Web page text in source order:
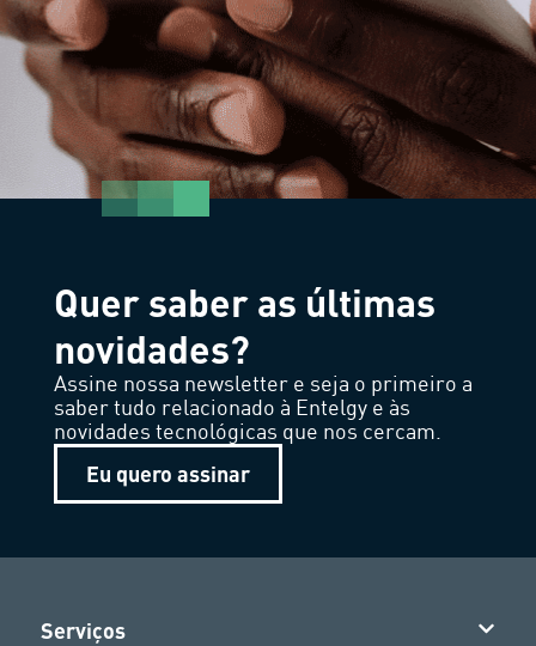
Quer saber as últimas
novidades?
Assine nossa newsletter e seja o primeiro a
saber tudo relacionado à Entelgy e às
novidades tecnológicas que nos cercam.
Eu quero assinar
Serviços